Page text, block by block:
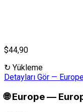
$44,90
↻ Yükleme
Detayları Gör —
🌐 Europe—